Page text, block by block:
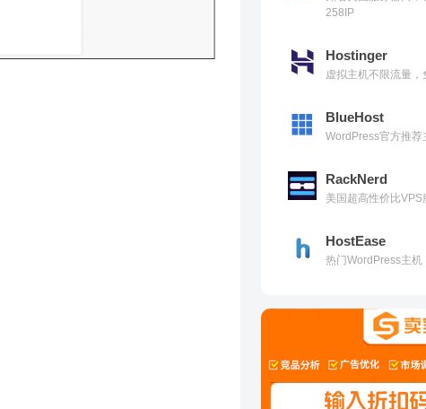
258IP
Hostinger
虚拟主机不限流量
BlueHost
WordPress官方推
RackNerd
美国超高性价比VPS
HostEase
热门WordPress主